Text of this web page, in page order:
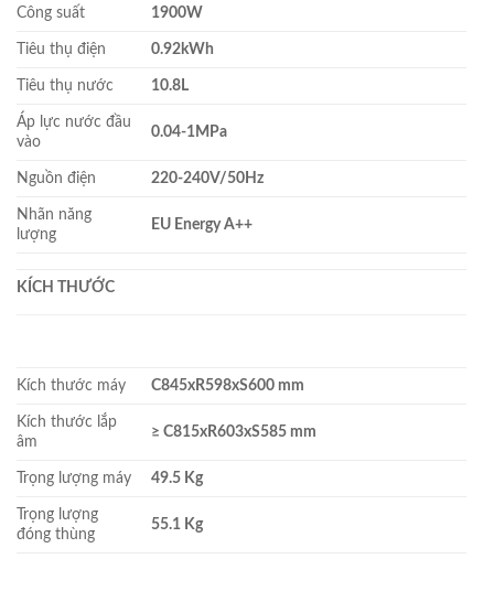
Công suất 1900W
Tiêu thụ điện 0.92kWh
Tiêu thụ nước 10.8L
Áp lực nước đầu
vào
0.04-1MPa
Nguồn điện 220-240V/50Hz
Nhãn năng
lượng
EU Energy A++
KÍCH THƯỚC
Kích thước máy C845xR598xS600 mm
Kích thước lắp
âm
≥ C815xR603xS585 mm
Trọng lượng máy 49.5 Kg
Trọng lượng
đóng thùng
55.1 Kg